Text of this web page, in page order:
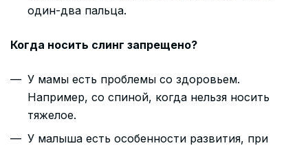
один-два пальца.
Когда носить слинг запрещено?
У мамы есть проблемы со здоровьем.
Например, со спиной, когда нельзя носить
тяжелое.
У малыша есть особенности развития, при